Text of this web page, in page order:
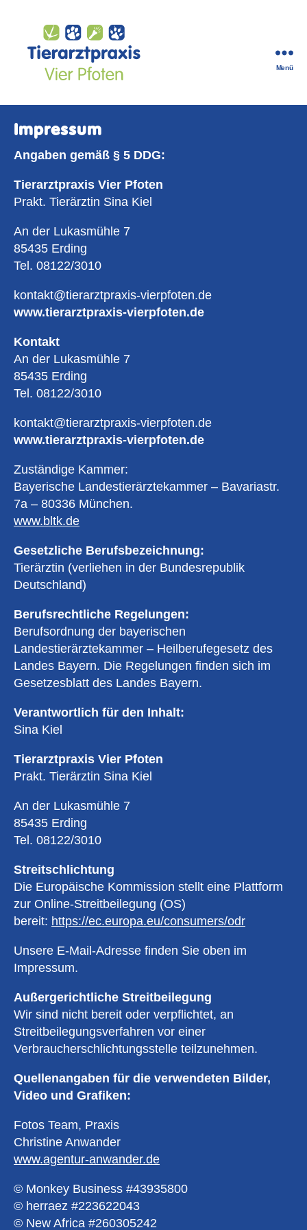
Vier
in
Erding
Menü
Impressum
Angaben gemäß § 5 DDG:
Tierarztpraxis Vier Pfoten
Prakt. Tierärztin Sina Kiel
An der Lukasmühle 7
85435 Erding
Tel. 08122/3010
kontakt@tierarztpraxis-vierpfoten.de
www.tierarztpraxis-vierpfoten.de
Kontakt
An der Lukasmühle 7
85435 Erding
Tel. 08122/3010
kontakt@tierarztpraxis-vierpfoten.de
www.tierarztpraxis-vierpfoten.de
Zuständige Kammer:
Bayerische Landestierärztekammer – Bavariastr.
7a – 80336 München.
www.bltk.de
Gesetzliche Berufsbezeichnung:
Tierärztin (verliehen in der Bundesrepublik
Deutschland)
Berufsrechtliche Regelungen:
Berufsordnung der bayerischen
Landestierärztekammer – Heilberufegesetz des
Landes Bayern. Die Regelungen finden sich im
Gesetzesblatt des Landes Bayern.
Verantwortlich für den Inhalt:
Sina Kiel
Tierarztpraxis Vier Pfoten
Prakt. Tierärztin Sina Kiel
An der Lukasmühle 7
85435 Erding
Tel. 08122/3010
Streitschlichtung
Die Europäische Kommission stellt eine Plattform
zur Online-Streitbeilegung (OS)
bereit: https://ec.europa.eu/consumers/odr
Unsere E-Mail-Adresse finden Sie oben im
Impressum.
Außergerichtliche Streitbeilegung
Wir sind nicht bereit oder verpflichtet, an
Streitbeilegungsverfahren vor einer
Verbraucherschlichtungsstelle teilzunehmen.
Quellenangaben für die verwendeten Bilder,
Video und Grafiken:
Fotos Team, Praxis
Christine Anwander
www.agentur-anwander.de
© Monkey Business #43935800
© herraez #223622043
© New Africa #260305242